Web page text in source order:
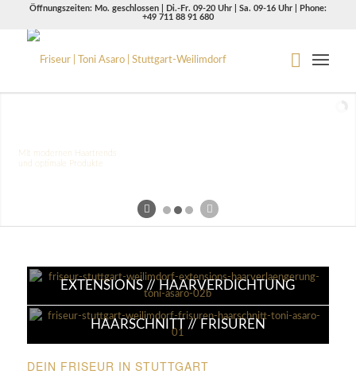
Öffnungszeiten: Mo. geschlossen | Di.-Fr. 09-20 Uhr | Sa. 09-16 Uhr | Phone:
+49 711 88 91 680
Mit modernen Haartrends
und optimale Produkte
EXTENSIONS // HAARVERDICHTUNG
HAARSCHNITT // FRISUREN
DEIN FRISEUR IN STUTTGART